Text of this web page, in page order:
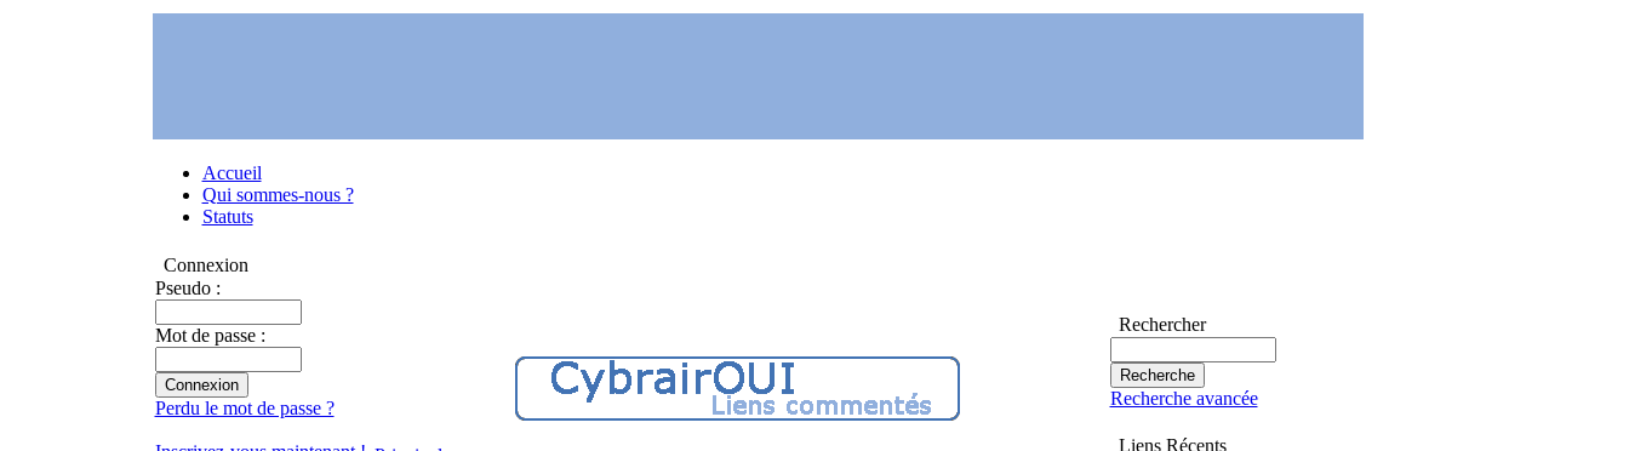
Accueil
Qui sommes-nous ?
Statuts
Connexion
Pseudo :
Mot de passe :
Perdu le mot de passe ?
Rechercher
Recherche avancée
Liens Récents